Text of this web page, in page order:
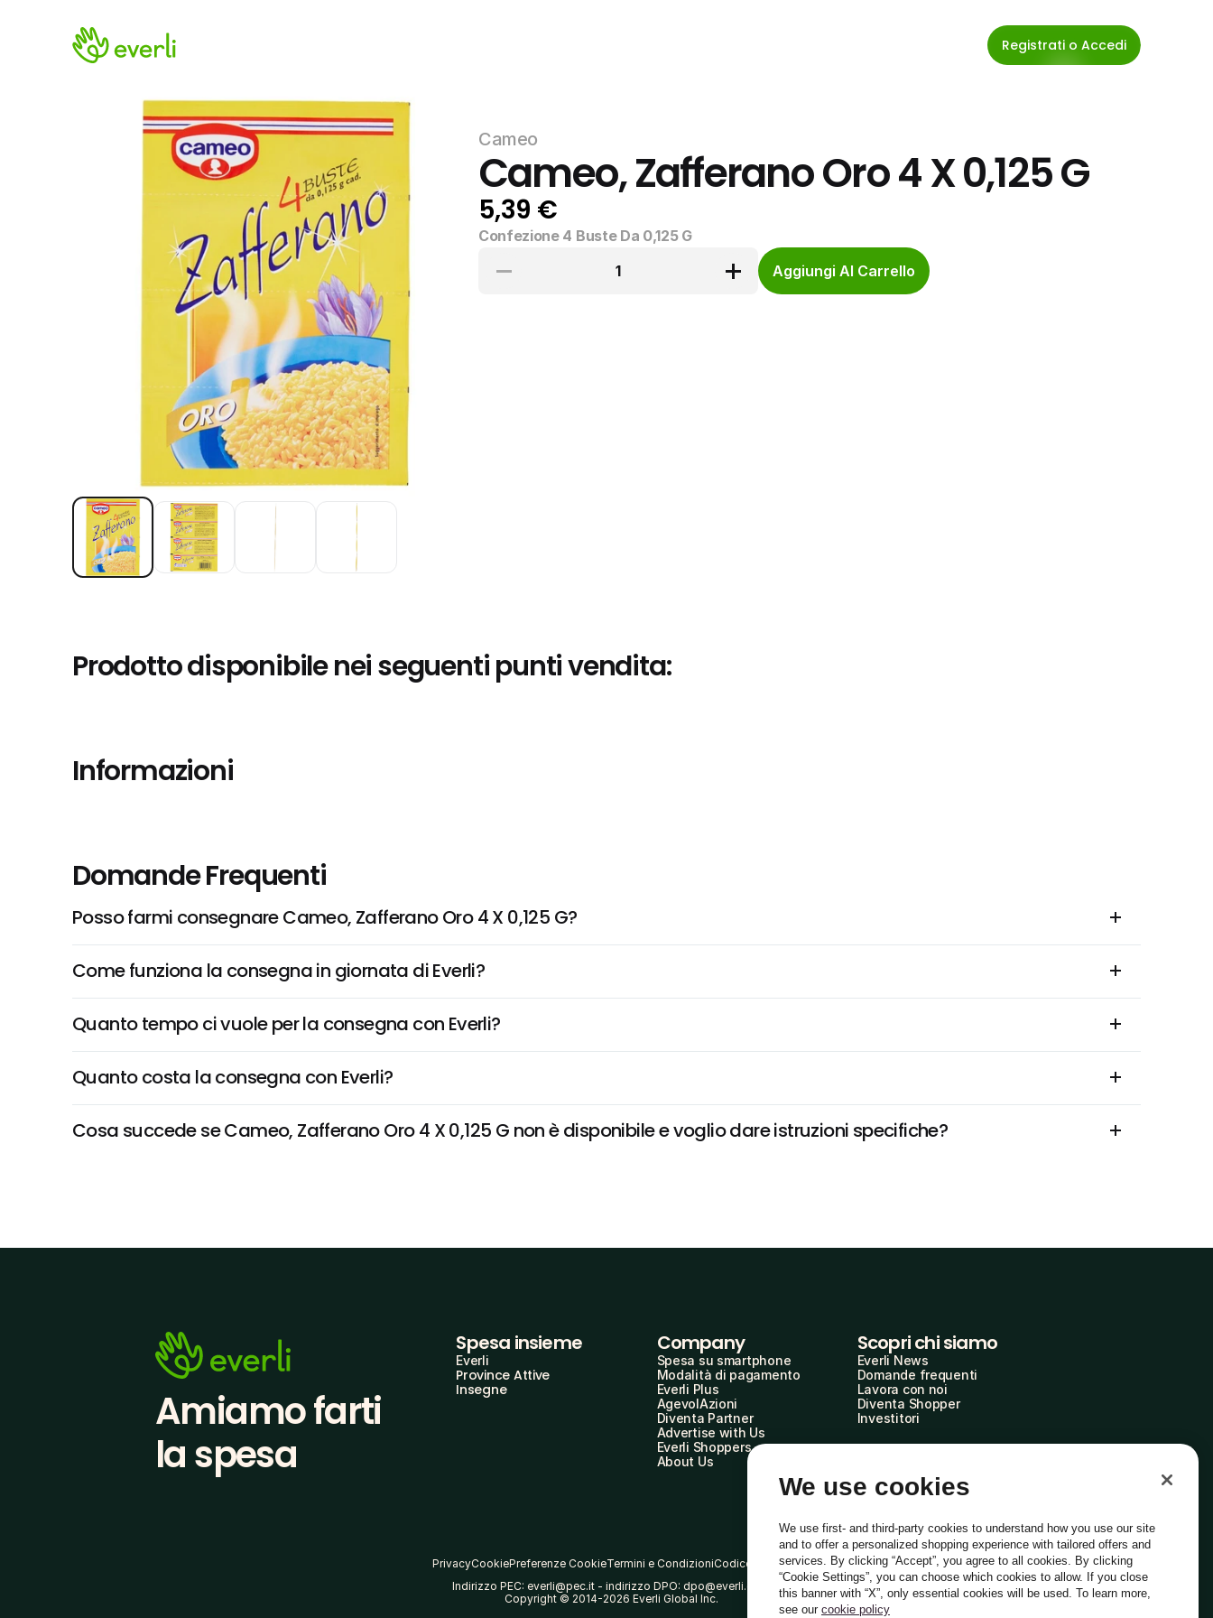
Registrati o Accedi
Cameo
Cameo, Zafferano Oro 4 X 0,125 G
5,39 €
Confezione 4 Buste Da 0,125 G
1
Aggiungi Al Carrello
Prodotto disponibile nei seguenti punti vendita:
Informazioni
Domande Frequenti
Posso farmi consegnare Cameo, Zafferano Oro 4 X 0,125 G?
Come funziona la consegna in giornata di Everli?
Quanto tempo ci vuole per la consegna con Everli?
Quanto costa la consegna con Everli?
Cosa succede se Cameo, Zafferano Oro 4 X 0,125 G non è disponibile e voglio dare istruzioni specifiche?
Amiamo farti
la spesa
Spesa insieme
Everli
Province Attive
Insegne
Company
Spesa su smartphone
Modalità di pagamento
Everli Plus
AgevolAzioni
Diventa Partner
Advertise with Us
Everli Shoppers
About Us
Scopri chi siamo
Everli News
Domande frequenti
Lavora con noi
Diventa Shopper
Investitori
PrivacyCookiePreferenze CookieTermini e CondizioniCodice Etico
Indirizzo PEC: everli@pec.it - indirizzo DPO: dpo@everli.com
Copyright © 2014-2026 Everli Global Inc.
Italiano
We use cookies
We use first- and third-party cookies to understand how you use our site
and to offer a personalized shopping experience with tailored offers and
services. By clicking “Accept”, you agree to all cookies. By clicking
“Cookie Settings”, you can choose which cookies to allow. If you close
this banner with “X”, only essential cookies will be used. To learn more,
see our cookie policy